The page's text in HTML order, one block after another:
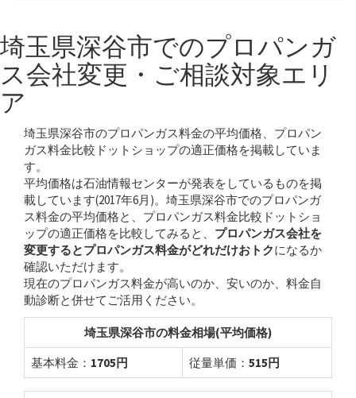
埼玉県深谷市でのプロパンガ
ス会社変更・ご相談対象エリ
ア
埼玉県深谷市のプロパンガス料金の平均価格、プロパン
ガス料金比較ドットショップの適正価格を掲載していま
す。
平均価格は石油情報センターが発表をしているものを掲
載しています(2017年6月)。埼玉県深谷市でのプロパンガ
ス料金の平均価格と、プロパンガス料金比較ドットショ
ップの適正価格を比較してみると、 プロパンガス会社を
変更するとプロパンガス料金がどれだけおトクになるか
確認いただけます。
現在のプロパンガス料金が高いのか、安いのか、料金自
動診断と併せてご活用ください。
埼玉県深谷市の料金相場(平均価格)
基本料金： 1705円 従量単価： 515円